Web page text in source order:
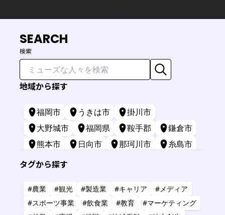
SEARCH
検索
地域から探す
福岡市 うきは市
掛川市
大野城市
福岡県 鞍手郡
鎌倉市
熊本市
日向市 那珂川市
糸島市
苅田町
タグから探す
#農業 #観光 #製造業 #キャリア
#メディア
#スポーツ事業
#飲食業 #教育
#マーケティング